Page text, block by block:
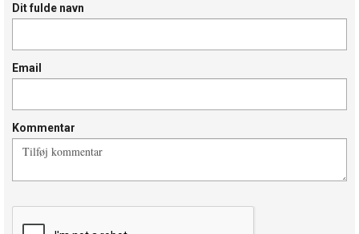
Dit fulde navn
Email
Kommentar